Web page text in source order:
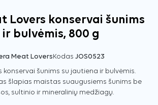
Lovers konservai šunims
bulvėmis, 800 g
Meat LoversKodas JOS0523
konservai šunims su jautiena ir bulvėmis.
šlapias maistas suaugusiems šunims be
sultinio ir mineralinių medžiagų.